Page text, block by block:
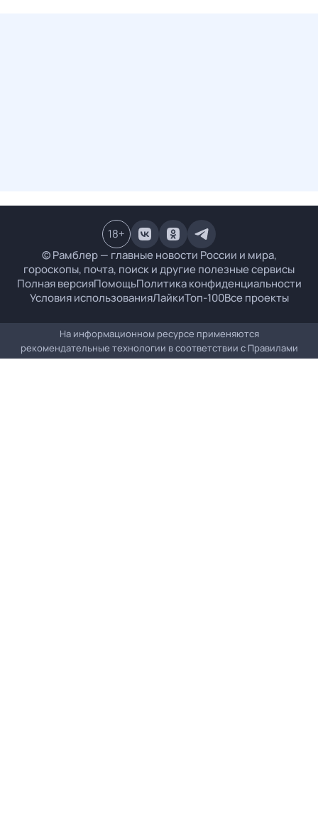
© Рамблер — главные новости России и мира,
гороскопы, почта, поиск и другие полезные сервисы
Полная версияПомощьПолитика конфиденциальности
Условия использованияЛайкиТоп-100Все проекты
18+
На информационном ресурсе применяются
рекомендательные технологии в соответствии с Правилами